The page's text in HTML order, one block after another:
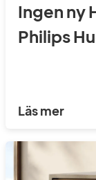
Ingen ny
Philips
Läs mer